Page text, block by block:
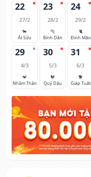
22
27/2
🐂
Ất Sửu
23
28/2
🐅
Bính Dần
24
29/2
🐈
Đinh Mão
29
4/3
🐒
Nhâm Thân
30
5/3
🐓
Quý Dậu
31
6/3
🐕
Giáp Tuất